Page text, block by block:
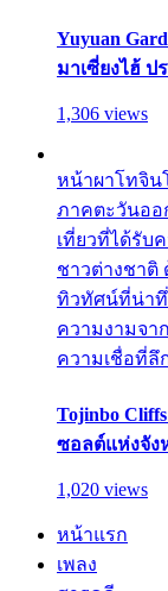
Yuyuan
มาเซี่ยงไฮ้ ป
1,306 views
หน้าผาโทจิน
ภาคตะวันออ
เที่ยวที่ได้รับ
ชาวต่างชาติ
ทิวทัศน์ที่น่าทึ่
ความงามจา
ความเชื่อที่ลึ
Tojinbo
ซอลต์แห่งจัง
1,020 views
หน้าแรก
เพลง